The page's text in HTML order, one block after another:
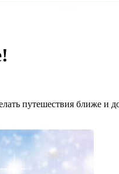
путешествия ближе и